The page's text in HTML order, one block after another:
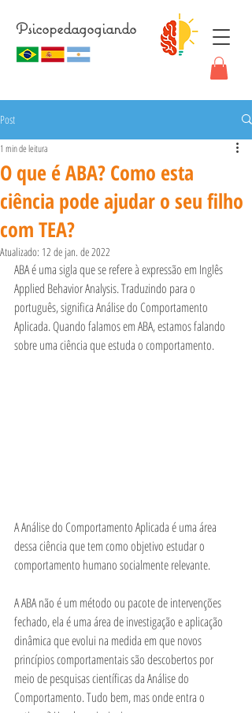
Psicopedagogiando
Post
O que é ABA? Como esta
ciência pode ajudar o seu filho
com TEA?
1 min de leitura
Atualizado: 12 de jan. de 2022
ABA é uma sigla que se refere à expressão em Inglês
Applied Behavior Analysis. Traduzindo para o
português, significa Análise do Comportamento
Aplicada. Quando falamos em ABA, estamos falando
sobre uma ciência que estuda o comportamento.
A Análise do Comportamento Aplicada é uma área
dessa ciência que tem como objetivo estudar o
comportamento humano socialmente relevante.
A ABA não é um método ou pacote de intervenções
fechado, ela é uma área de investigação e aplicação
dinâmica que evolui na medida em que novos
princípios comportamentais são descobertos por
meio de pesquisas científicas da Análise do
Comportamento. Tudo bem, mas onde entra o